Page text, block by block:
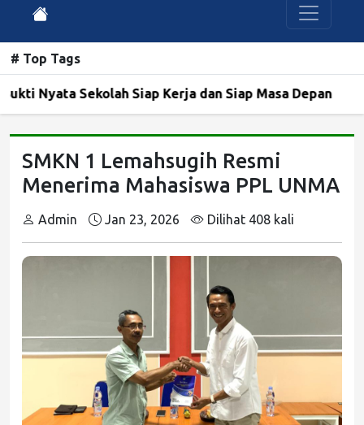
# Top Tags
Sekolah Siap Kerja dan Siap Masa Depan
SMKN 1 Lemahsugih Resmi
Menerima Mahasiswa PPL UNMA
Admin Jan 23, 2026 Dilihat 408 kali